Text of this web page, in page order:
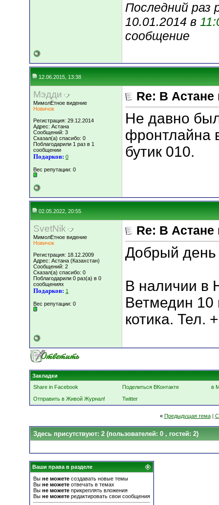
Последний раз
10.01.2014 в
сообщение
12.06.2015, 13:38
Мэдди
МимолЕтное видение
Новичок
Регистрация: 29.12.2014
Адрес: Астана
Сообщений: 3
Сказал(а) спасибо: 0
Поблагодарили 1 раз в 1
сообщении
Подарков: 0
Вес репутации: 0
Re: В Астане
Не давно
фронтлайна
бутик 010.
02.05.2022, 20:55
SvetNik
МимолЕтное видение
Новичок
Регистрация: 18.12.2009
Адрес: Астана (Казахстан)
Сообщений: 2
Сказал(а) спасибо: 0
Поблагодарили 0 раз(а) в 0
сообщениях
Подарков: 1
Вес репутации: 0
Re: В Астане
Добрый день
В наличии в
Ветмедин 10
котика. Тел.
Закладки
Share in Facebook
Поделиться ВКонтакте
в
Отправить в Живой Журнал!
Twitter
« Предыдущая тема|
Здесь присутствуют: 2 (пользователей: 0 , гостей: 2)
Ваши права в разделе
Вы не можете создавать новые темы
Вы не можете отвечать в темах
Вы не можете прикреплять вложения
Вы не можете редактировать свои сообщения